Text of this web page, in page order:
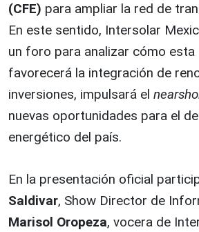
(CFE) para ampliar la red de
En este sentido, Intersolar
un foro para analizar cómo
favorecerá la integración de
inversiones, impulsará el
nuevas oportunidades para el
energético del país.
En la presentación oficial
Saldivar, Show Director de
Marisol Oropeza, vocera de